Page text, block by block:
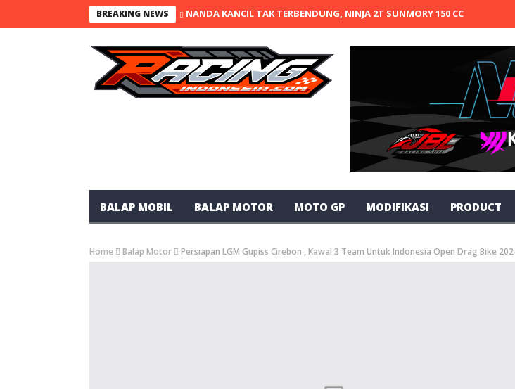
BREAKING NEWS NANDA KANCIL TAK TERBENDUNG, NINJA 2T SUNMORY 150 CC 69
BALAP MOBIL BALAP MOTOR MOTO GP MODIFIKASI PRODUCT
Home Balap Motor Persiapan LGM Gupiss Cirebon , Kawal 3 Team Untuk Indonesia Open Drag Bike